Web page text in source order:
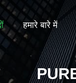
हमारे बारे में